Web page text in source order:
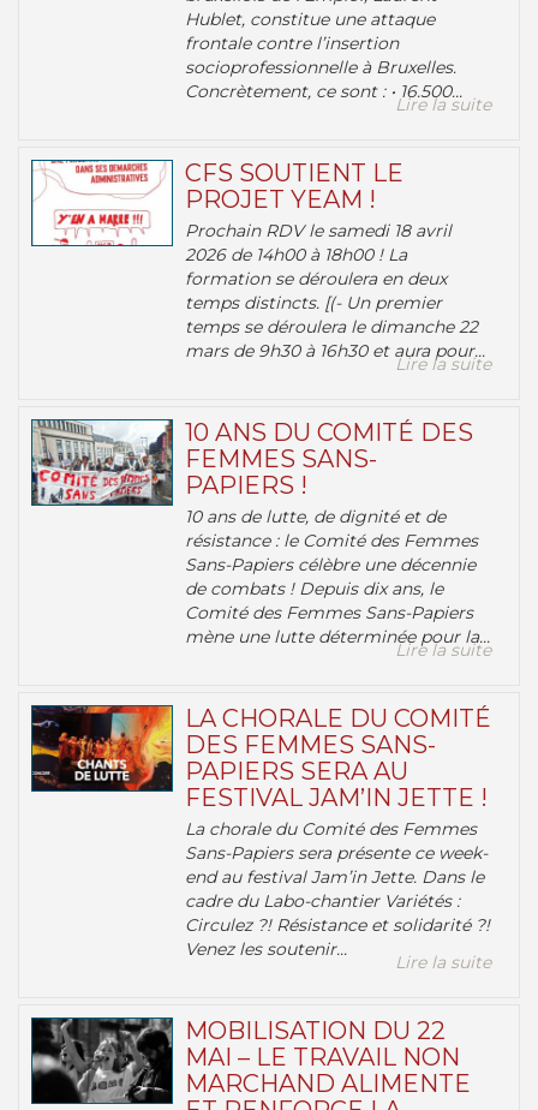
Hublet, constitue une attaque
frontale contre l’insertion
socioprofessionnelle à Bruxelles.
Concrètement, ce sont : • 16.500...
Lire la suite
CFS SOUTIENT LE
PROJET YEAM !
Prochain RDV le samedi 18 avril
2026 de 14h00 à 18h00 ! La
formation se déroulera en deux
temps distincts. [(- Un premier
temps se déroulera le dimanche 22
mars de 9h30 à 16h30 et aura pour...
Lire la suite
10 ANS DU COMITÉ DES
FEMMES SANS-
PAPIERS !
10 ans de lutte, de dignité et de
résistance : le Comité des Femmes
Sans-Papiers célèbre une décennie
de combats ! Depuis dix ans, le
Comité des Femmes Sans-Papiers
mène une lutte déterminée pour la...
Lire la suite
LA CHORALE DU COMITÉ
DES FEMMES SANS-
PAPIERS SERA AU
FESTIVAL JAM’IN JETTE !
La chorale du Comité des Femmes
Sans-Papiers sera présente ce week-
end au festival Jam’in Jette. Dans le
cadre du Labo-chantier Variétés :
Circulez ?! Résistance et solidarité ?!
Venez les soutenir...
Lire la suite
MOBILISATION DU 22
MAI – LE TRAVAIL NON
MARCHAND ALIMENTE